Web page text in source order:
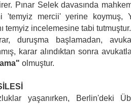
Pınar Selek davasında
mercii' yerine koymuş,
temyiz incelemesine tabi tutmuştur.
duruşma başlamadan,
karar alındıktan sonra
olmuştur.
yaşanırken, Berlin'deki